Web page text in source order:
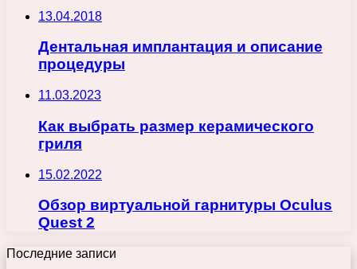
13.04.2018
Дентальная имплантация и описание
процедуры
11.03.2023
Как выбрать размер керамического
гриля
15.02.2022
Обзор виртуальной гарнитуры Oculus
Quest 2
Последние записи